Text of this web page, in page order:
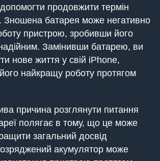
продовжити термін
Зношена батарея може негативно
пристрою, зробивши його
Замінивши батарею, ви
нове життя у свій iPhone,
найкращу роботу протягом
причина розглянути питання
полягає в тому, що це може
загальний досвід
акумулятор може